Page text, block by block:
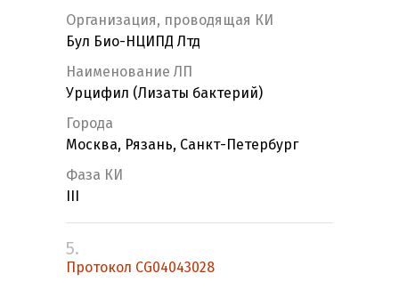
Организация, проводящая КИ
Бул Био-НЦИПД Лтд
Наименование ЛП
Урцифил (Лизаты бактерий)
Города
Москва, Рязань, Санкт-Петербург
Фаза КИ
5.
Протокол CG04043028